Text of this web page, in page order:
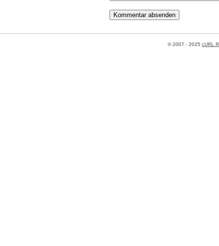
© 2007 - 2025 cURL